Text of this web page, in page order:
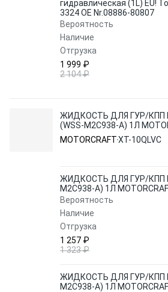
гидравлическая (1L) EU!
3324 OE Nr.08886-80807
Вероятность
Наличие
Отгрузка
1 999 ₽
2 104 ₽
ЖИДКОСТЬ ДЛЯ ГУР/КПП
(WSS-M2C938-A) 1Л
MOTORCRAFTXT-10QLVC
ЖИДКОСТЬ ДЛЯ ГУР/КПП
M2C938-A) 1Л
Вероятность
Наличие
Отгрузка
1 257 ₽
1 323 ₽
ЖИДКОСТЬ ДЛЯ ГУР/КПП
M2C938-A) 1Л